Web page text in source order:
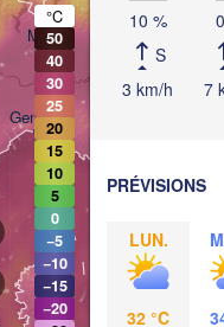
10 %
S
3 km/h
7
PRÉVISIONS
LUN.
32 °C
Milano
Genova
Verona
°C
50
40
30
25
20
15
10
5
0
−5
−10
−15
−20